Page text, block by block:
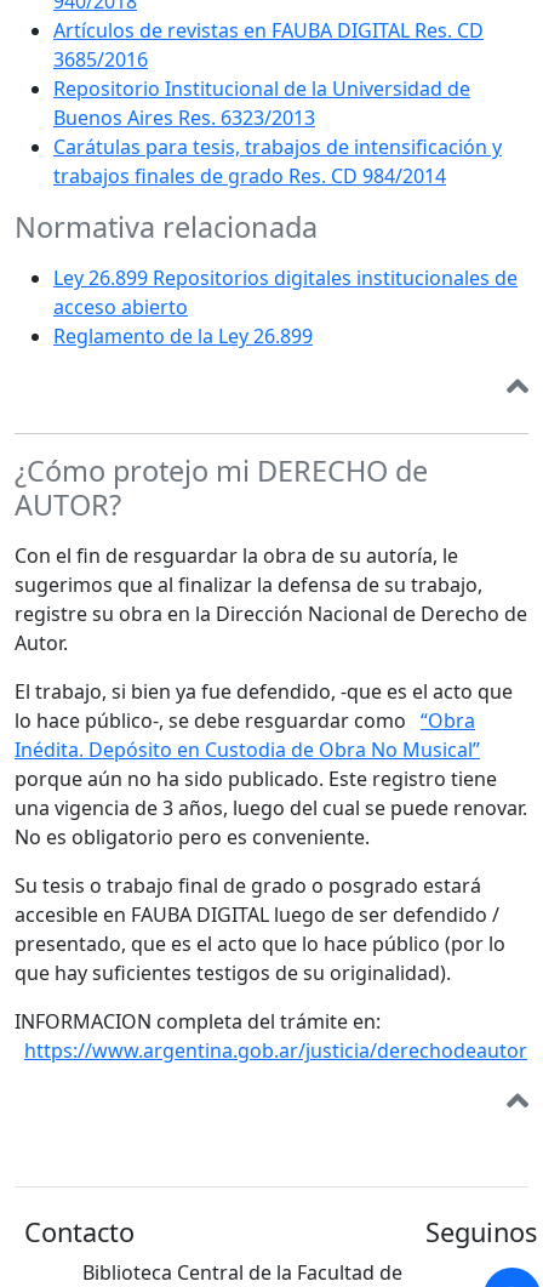
Artículos de revistas en FAUBA DIGITAL Res. CD
3685/2016
Repositorio Institucional de la Universidad de
Buenos Aires Res. 6323/2013
Carátulas para tesis, trabajos de intensificación y
trabajos finales de grado Res. CD 984/2014
Normativa relacionada
Ley 26.899 Repositorios digitales institucionales de
acceso abierto
Reglamento de la Ley 26.899
¿Cómo protejo mi DERECHO de
AUTOR?
Con el fin de resguardar la obra de su autoría, le
sugerimos que al finalizar la defensa de su trabajo,
registre su obra en la Dirección Nacional de Derecho de
Autor.
El trabajo, si bien ya fue defendido, -que es el acto que
lo hace público-, se debe resguardar como “Obra
Inédita. Depósito en Custodia de Obra No Musical”
porque aún no ha sido publicado. Este registro tiene
una vigencia de 3 años, luego del cual se puede renovar.
No es obligatorio pero es conveniente.
Su tesis o trabajo final de grado o posgrado estará
accesible en FAUBA DIGITAL luego de ser defendido /
presentado, que es el acto que lo hace público (por lo
que hay suficientes testigos de su originalidad).
INFORMACION completa del trámite en:
https://www.argentina.gob.ar/justicia/derechodeautor
Contacto
Biblioteca Central de la Facultad de